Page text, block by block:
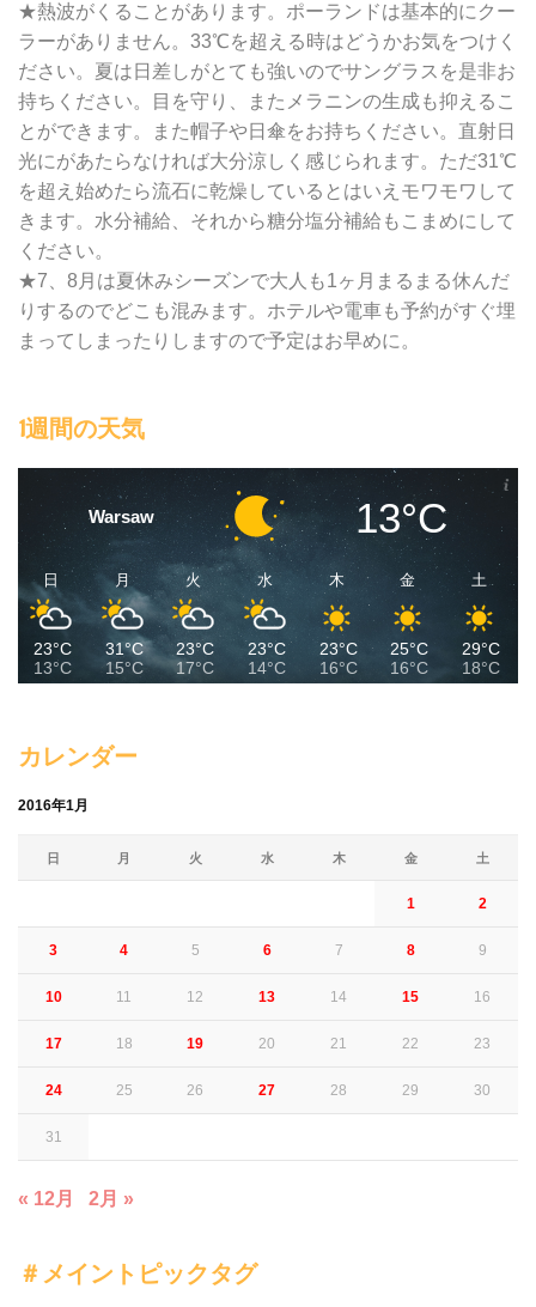
★熱波がくることがあります。ポーランドは基本的にクー
ラーがありません。33℃を超える時はどうかお気をつけく
ださい。夏は日差しがとても強いのでサングラスを是非お
持ちください。目を守り、またメラニンの生成も抑えるこ
とができます。また帽子や日傘をお持ちください。直射日
光にがあたらなければ大分涼しく感じられます。ただ31℃
を超え始めたら流石に乾燥しているとはいえモワモワして
きます。水分補給、それから糖分塩分補給もこまめにして
ください。
★7、8月は夏休みシーズンで大人も1ヶ月まるまる休んだ
りするのでどこも混みます。ホテルや電車も予約がすぐ埋
まってしまったりしますので予定はお早めに。
1週間の天気
Warsaw 13°C
日
23°C
13°C
月
31°C
15°C
火
23°C
17°C
水
23°C
14°C
木
23°C
16°C
金
25°C
16°C
土
29°C
18°C
カレンダー
2016年1月
日 月 火 水 木 金 土
1 2
3 4 5 6 7 8 9
10 11 12 13 14 15 16
17 18 19 20 21 22 23
24 25 26 27 28 29 30
31
« 12月 2月 »
＃メイントピックタグ